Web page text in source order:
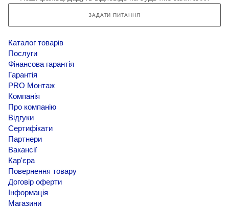
ЗАДАТИ ПИТАННЯ
Каталог товарів
Послуги
Фінансова гарантія
Гарантія
PRO Монтаж
Компанія
Про компанію
Відгуки
Сертифікати
Партнери
Вакансії
Кар'єра
Повернення товару
Договір оферти
Інформація
Магазини